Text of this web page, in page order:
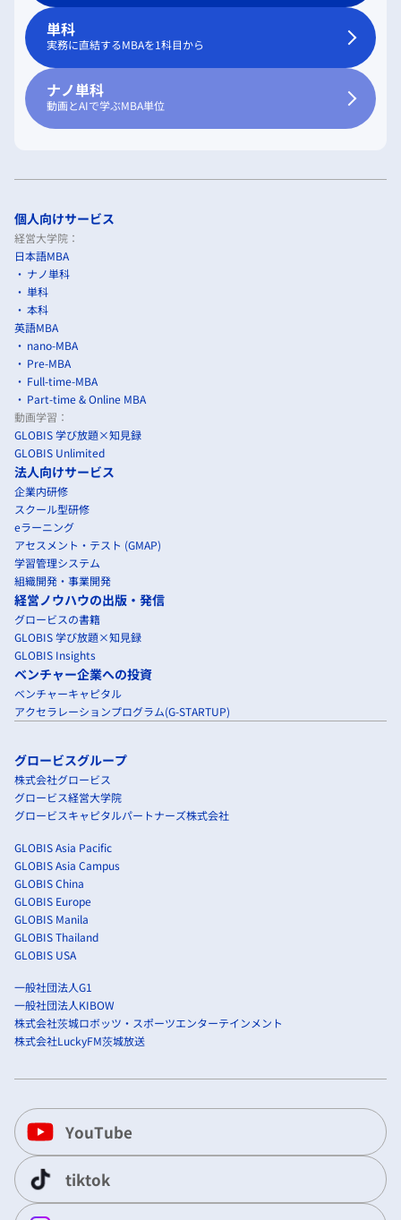
単科
実務に直結するMBAを1科目から
ナノ単科
動画とAIで学ぶMBA単位
個人向けサービス
経営大学院：
日本語MBA
ナノ単科
単科
本科
英語MBA
nano-MBA
Pre-MBA
Full-time-MBA
Part-time & Online MBA
動画学習：
GLOBIS 学び放題×知見録
GLOBIS Unlimited
法人向けサービス
企業内研修
スクール型研修
eラーニング
アセスメント・テスト (GMAP)
学習管理システム
組織開発・事業開発
経営ノウハウの出版・発信
グロービスの書籍
GLOBIS 学び放題×知見録
GLOBIS Insights
ベンチャー企業への投資
ベンチャーキャピタル
アクセラレーションプログラム(G-STARTUP)
グロービスグループ
株式会社グロービス
グロービス経営大学院
グロービスキャピタルパートナーズ株式会社
GLOBIS Asia Pacific
GLOBIS Asia Campus
GLOBIS China
GLOBIS Europe
GLOBIS Manila
GLOBIS Thailand
GLOBIS USA
一般社団法人G1
一般社団法人KIBOW
株式会社茨城ロボッツ・スポーツエンターテインメント
株式会社LuckyFM茨城放送
YouTube
tiktok